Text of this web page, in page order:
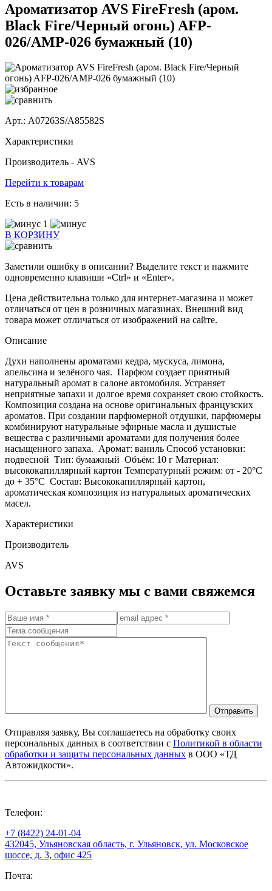
Ароматизатор AVS FireFresh (аром.
Black Fire/Черный огонь) AFP-
026/AMP-026 бумажный (10)
Арт.: A07263S/A85582S
Характеристики
Производитель - AVS
Перейти к товарам
Есть в наличии: 5
1
В КОРЗИНУ
Заметили ошибку в описании? Выделите текст и нажмите
одновременно клавиши «Ctrl» и «Enter».
Цена действительна только для интернет-магазина и может
отличаться от цен в розничных магазинах. Внешний вид
товара может отличаться от изображений на сайте.
Описание
Духи наполнены ароматами кедра, мускуса, лимона,
апельсина и зелёного чая. Парфюм создает приятный
натуральный аромат в салоне автомобиля. Устраняет
неприятные запахи и долгое время сохраняет свою стойкость.
Композиция создана на основе оригинальных французских
ароматов. При создании парфюмерной отдушки, парфюмеры
комбинируют натуральные эфирные масла и душистые
вещества с различными ароматами для получения более
насыщенного запаха. Аромат: ваниль Способ установки:
подвесной Тип: бумажный Объём: 10 г Материал:
высококапиллярный картон Температурный режим: от - 20°С
до + 35°С Состав: Высококапиллярный картон,
ароматическая композиция из натуральных ароматических
масел.
Характеристики
Производитель
AVS
Оставьте заявку мы с вами свяжемся
Отправить
Отправляя заявку, Вы соглашаетесь на обработку своих
персональных данных в соответствии с Политикой в области
обработки и защиты персональных данных в ООО «ТД
Автожидкости».
Телефон:
+7 (8422) 24-01-04
432045, Ульяновская область, г. Ульяновск, ул. Московское
шоссе, д. 3, офис 425
Почта: